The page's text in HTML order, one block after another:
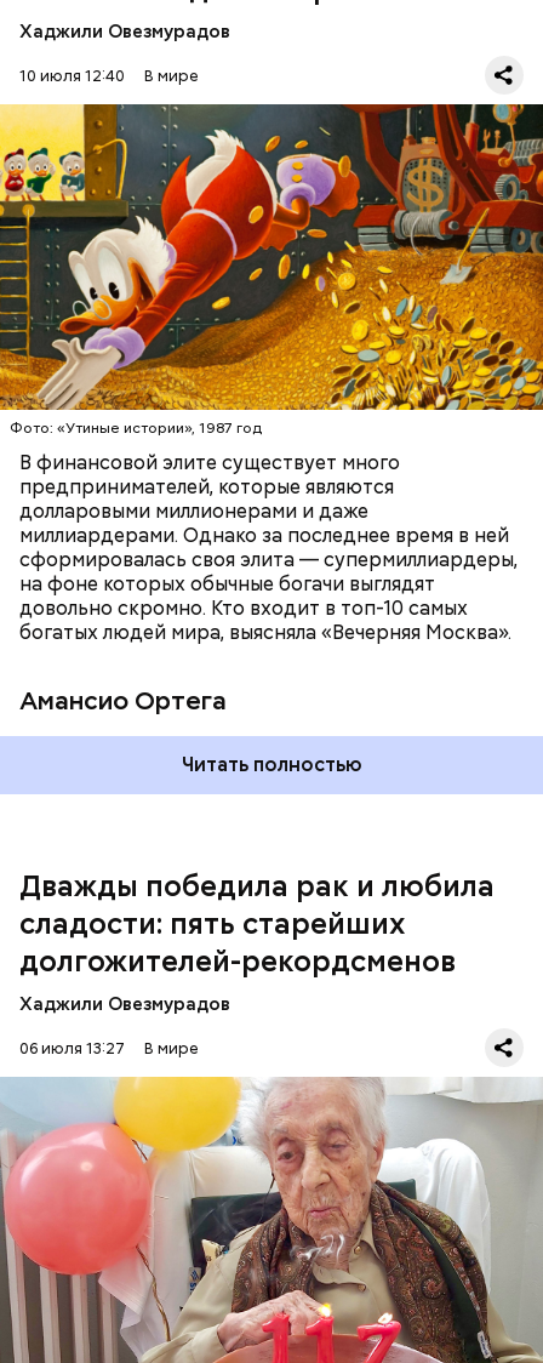
Хаджили Овезмурадов
10 июля 12:40 В мире
Фото: «Утиные истории», 1987 год
В финансовой элите существует много
предпринимателей, которые являются
долларовыми миллионерами и даже
миллиардерами. Однако за последнее время в ней
сформировалась своя элита — супермиллиардеры,
на фоне которых обычные богачи выглядят
довольно скромно. Кто входит в топ-10 самых
богатых людей мира, выясняла «Вечерняя Москва».
Амансио Ортега
Фото: Shutterstock
Амансио Ортега — испанский бизнесмен, который
собственную компанию Inditex, владеющую
многими всемирно известными брендами одежды.
Первоначально это была сеть магазинов Zara,
которая по задумке делала качественную и
стильную одежду по доступным ценам.
Читать полностью
БОГАТСТВО
БИЗНЕС
ПРЕДПРИНИМАТЕЛИ
МИЛЛИАРДЕРЫ
ДЕНЬГИ
Дважды победила рак и любила
сладости: пять старейших
долгожителей-рекордсменов
Хаджили Овезмурадов
06 июля 13:27 В мире
японском поселке, в котором прожила всю жизнь. В
1911 году она окончила школу и стала работать
ткачом. В 1919 году женщина вышла замуж и родила
первого ребенка. Всего у пары было девять детей:
семь сыновей и две дочери. Тадзима также
работала на ферме по производству сахарного
тростника, а потом управляла магазином
коричневого сахара вместе с одним из
родственников, но в поле она продолжала
работать аж до 80 лет.
В 1991 году Тадзима потеряла мужа. А спустя 11 лет
переехала в дом престарелых. В 2015 году, когда ей
живущих людей в мире. Также она была последним
человеком, родившимся в XIX веке. Наби Тадзима
умерла 21 апреля 2018 года, прожив 117 лет.
Люсиль Рандон (118 лет)
Фото: public domain
ПЕНСИОНЕРЫ
ПОЖИЛЫЕ ЛЮДИ
РЕКОРДЫ